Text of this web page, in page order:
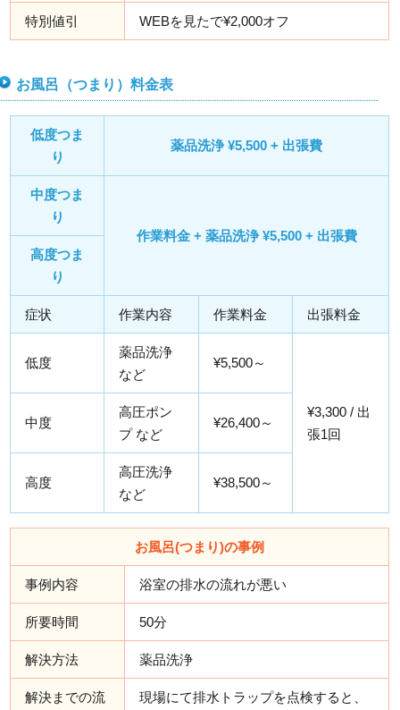
特別値引 WEBを見たで¥2,000オフ
お風呂（つまり）料金表
低度つま
り
薬品洗浄 ¥5,500 + 出張費
中度つま
り
作業料金 + 薬品洗浄 ¥5,500 + 出張費
高度つま
り
症状 作業内容 作業料金 出張料金
低度
薬品洗浄
など
¥5,500～
¥3,300 / 出
張1回
中度
高圧ポン
プ など
¥26,400～
高度
高圧洗浄
など
¥38,500～
お風呂(つまり)の事例
事例内容 浴室の排水の流れが悪い
所要時間 50分
解決方法 薬品洗浄
解決までの流
現場にて排水トラップを点検すると、